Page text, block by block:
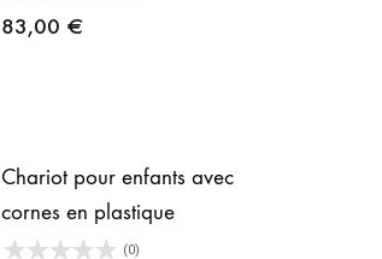
83,00 €
Chariot pour enfants avec
cornes en plastique
(0)